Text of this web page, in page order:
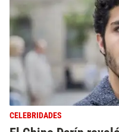
CELEBRIDADES